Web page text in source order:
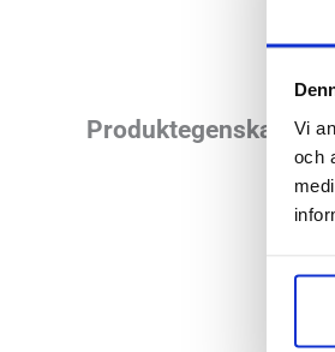
Vi
och
Produktegenskaper